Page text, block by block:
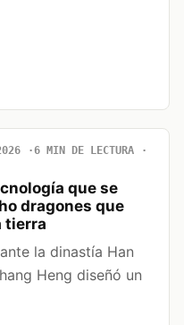
6 MIN DE LECTURA
que se
dragones que
tierra
la dinastía Han
Heng diseñó un